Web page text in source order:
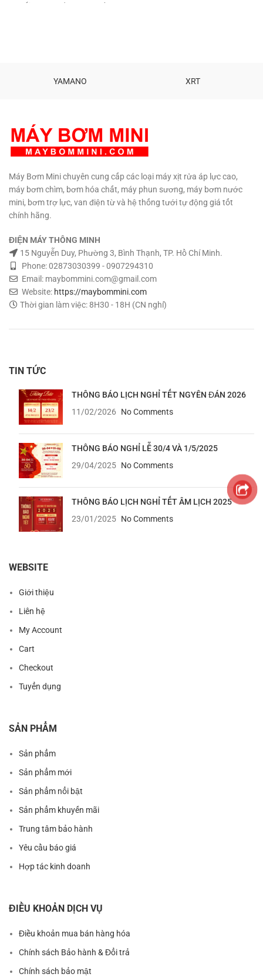
phẩm với người tiêu dung. Bảo
0908997872 0907294310 –
YAMANO XRT
Máy Bơm Mini chuyên cung cấp các loại máy xịt rửa áp lực cao,
máy bơm chìm, bơm hóa chất, máy phun sương, máy bơm nước
mini, bơm trợ lực, van điện từ và hệ thống tưới tự động giá tốt
chính hãng.
ĐIỆN MÁY THÔNG MINH
15 Nguyễn Duy, Phường 3, Bình Thạnh, TP. Hồ Chí Minh.
Phone: 02873030399 - 0907294310
Email: maybommini.com@gmail.com
Website: https://maybommini.com
Thời gian làm việc: 8H30 - 18H (CN nghỉ)
TIN TỨC
THÔNG BÁO LỊCH NGHỈ TẾT NGYÊN ĐÁN 2026
11/02/2026
No Comments
THÔNG BÁO NGHỈ LỄ 30/4 VÀ 1/5/2025
29/04/2025 No Comments
THÔNG BÁO LỊCH NGHỈ TẾT ÂM LỊCH 2025
23/01/2025 No Comments
WEBSITE
Giới thiệu
Liên hệ
My Account
Cart
Checkout
Tuyển dụng
SẢN PHẨM
Sản phẩm
Sản phẩm mới
Sản phẩm nổi bật
Sản phẩm khuyến mãi
Trung tâm bảo hành
Yêu cầu báo giá
Hợp tác kinh doanh
ĐIỀU KHOẢN DỊCH VỤ
Điều khoản mua bán hàng hóa
Chính sách Bảo hành & Đổi trả
Chính sách bảo mật